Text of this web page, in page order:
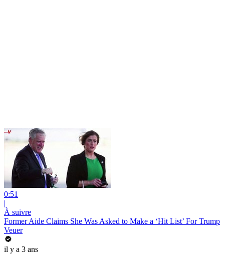
0:51
|
À suivre
Former Aide Claims She Was Asked to Make a ‘Hit List’ For Trump
Veuer
il y a 3 ans